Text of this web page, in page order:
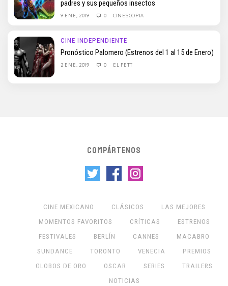
padres y sus pequeños insectos
9 ENE, 2019 0 CINESCOPIA
CINE INDEPENDIENTE
Pronóstico Palomero (Estrenos del 1 al 15 de Enero)
2 ENE, 2019 0 EL FETT
COMPÁRTENOS
CINE MEXICANO CLÁSICOS
LAS MEJORES
MOMENTOS FAVORITOS
CRÍTICAS
ESTRENOS
FESTIVALES
BERLÍN CANNES
MACABRO
SUNDANCE
TORONTO VENECIA
PREMIOS
GLOBOS DE ORO
OSCAR SERIES
TRAILERS
NOTICIAS